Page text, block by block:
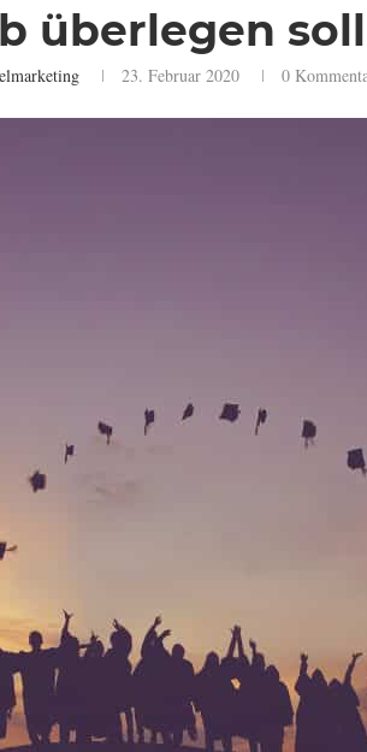
überlegen
23. Februar 2020 0